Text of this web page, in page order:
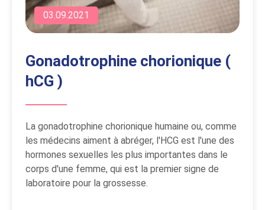
03.09.2021
Gonadotrophine chorionique (
hCG )
La gonadotrophine chorionique humaine ou, comme
les médecins aiment à abréger, l'HCG est l'une des
hormones sexuelles les plus importantes dans le
corps d'une femme, qui est la premier signe de
laboratoire pour la grossesse.